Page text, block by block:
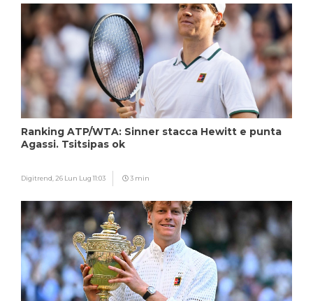
Ranking ATP/WTA: Sinner stacca Hewitt e punta
Agassi. Tsitsipas ok
Digitrend, 26 Lun Lug 11:03 3 min